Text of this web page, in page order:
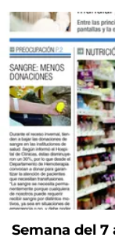
Semana del 7